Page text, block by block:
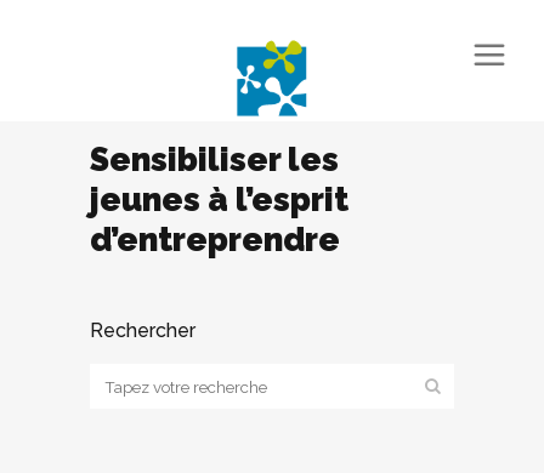
Sensibiliser les
jeunes à l’esprit
d’entreprendre
Rechercher